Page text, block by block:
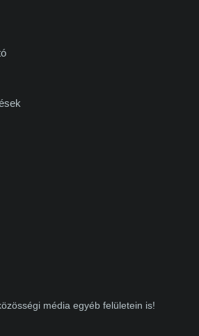
média egyéb felületein is!